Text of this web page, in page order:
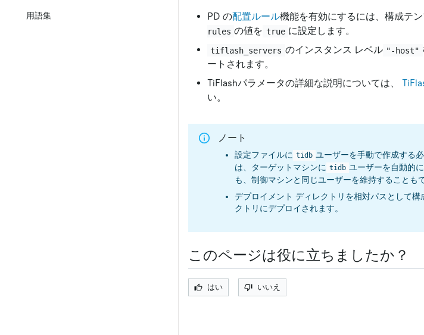
用語集 PD の配置ルール機能を有効にするには、構成テ
rules の値を true に設定します。
tiflash_servers のインスタンス レベル "-host"
ートされます。
TiFlashパラメータの詳細な説明については、
い。
ノート
設定ファイルに tidb ユーザーを手動で作成する
は、ターゲットマシンに tidb ユーザーを自動的
も、制御マシンと同じユーザーを維持することも
デプロイメント ディレクトリを相対パスとして
クトリにデプロイされます。
このページは役に立ちましたか？
はい いいえ